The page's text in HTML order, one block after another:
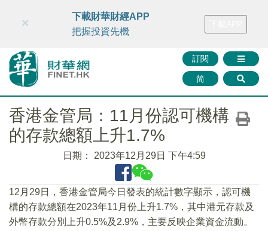
財華智庫網 FINTV FINMETA 財華證券 媒體矩陣
訂閱
简
×
下載財華財經APP
把握投資先機
香港金管局：11月份認可機構
的存款總額上升1.7%
日期： 2023年12月29日 下午4:59
12月29日，香港金管局今日發表的統計數字顯示，認可機
構的存款總額在2023年11月份上升1.7%，其中港元存款及
外幣存款分別上升0.5%及2.9%，主要反映企業資金流動。